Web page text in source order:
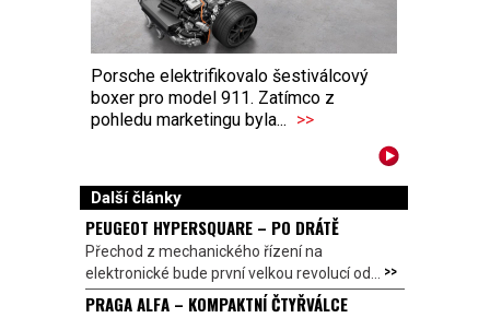
Porsche elektrifikovalo šestiválcový
boxer pro model 911. Zatímco z
pohledu marketingu byla... >>
Další články
PEUGEOT HYPERSQUARE – PO DRÁTĚ
Přechod z mechanického řízení na
elektronické bude první velkou revolucí od... >>
PRAGA ALFA – KOMPAKTNÍ ČTYŘVÁLCE